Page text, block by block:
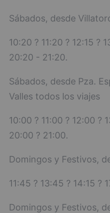
Sábados, desde
10:20 ? 11:20 ? 12:15 ?
20:20 - 21:20.
Sábados, desde Pza.
Valles todos los viajes
10:00 ? 11:00 ? 12:00 ?
20:00 ? 21:00.
Domingos y Festivos,
11:45 ? 13:45 ? 14:15 ?
Domingos y Festivos,